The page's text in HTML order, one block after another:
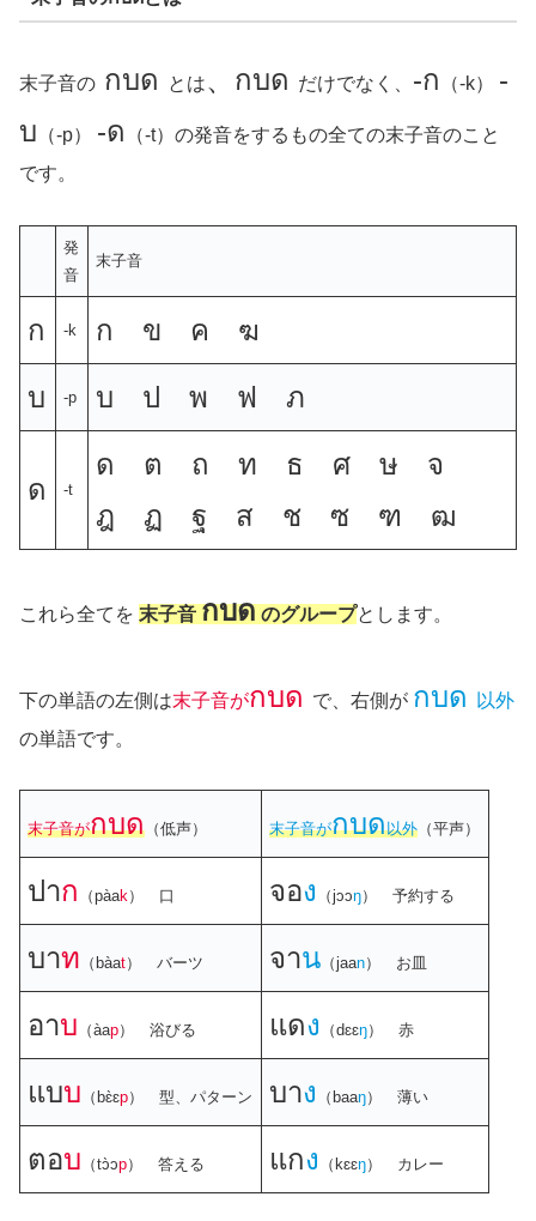
末子音の กบด とは、กบด だけでなく、 -ก （-k） -
บ （-p） -ด
（-t）の発音をするもの全ての末子音のこと
です。
発
音
末子音
ก -k ก ข ค ฆ
บ -p บ ป พ ฟ ภ
ด -t
ด ต ถ ท ธ ศ ษ จ
ฎ ฏ ฐ ส ช ซ ฑ ฒ
これら全てを 末子音 กบด のグループとします。
下の単語の左側は末子音がกบด で、右側が กบด
以外
の単語です。
末子音がกบด （低声） 末子音がกบด以外 （平声）
ปาก （pàak） 口 จอง （jɔɔŋ） 予約する
บาท （bàat） バーツ จาน （jaan） お皿
อาบ （àap） 浴びる แดง （dɛɛŋ） 赤
แบบ （bɛ̀ɛp） 型、パターン บาง （baaŋ） 薄い
ตอบ （tɔ̀ɔp） 答える แกง （kɛɛŋ） カレー